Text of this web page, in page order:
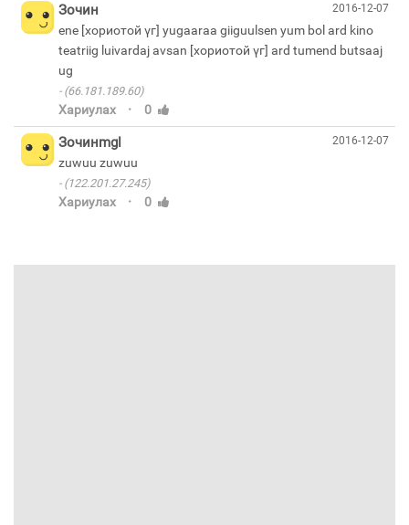
2016-12-07
Зочин
ene [хориотой үг] yugaaraa giiguulsen yum bol ard kino
teatriig luivardaj avsan [хориотой үг] ard tumend butsaaj
(66.181.189.60)
Хариулах · 0
2016-12-07
Зочинmgl
(122.201.27.245)
Хариулах · 0